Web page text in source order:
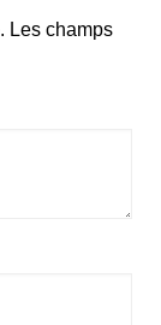
Les champs